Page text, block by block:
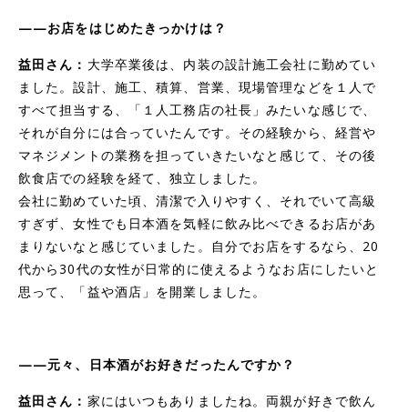
——お店をはじめたきっかけは？
益田さん： 大学卒業後は、内装の設計施工会社に勤めてい
ました。設計、施工、積算、営業、現場管理などを１人で
すべて担当する、「１人工務店の社長」みたいな感じで、
それが自分には合っていたんです。その経験から、経営や
マネジメントの業務を担っていきたいなと感じて、その後
飲食店での経験を経て、独立しました。
会社に勤めていた頃、清潔で入りやすく、それでいて高級
すぎず、女性でも日本酒を気軽に飲み比べできるお店があ
まりないなと感じていました。自分でお店をするなら、20
代から30代の女性が日常的に使えるようなお店にしたいと
思って、「益や酒店」を開業しました。
——元々、日本酒がお好きだったんですか？
益田さん： 家にはいつもありましたね。両親が好きで飲ん